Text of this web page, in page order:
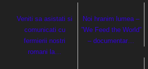
Veniti sa asistati si
comunicati cu
fermierii nostri
romani la…
Noi hranim lumea –
”We Feed the World”
– documentar…